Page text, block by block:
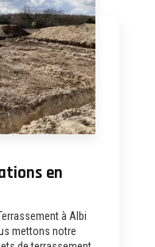
en
à Albi
mettons notre